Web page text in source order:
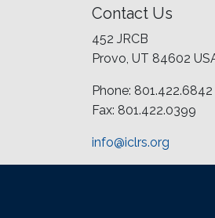
Contact Us
452 JRCB
Provo, UT 84602
Phone: 801.422.6842
Fax: 801.422.0399
info@iclrs.org